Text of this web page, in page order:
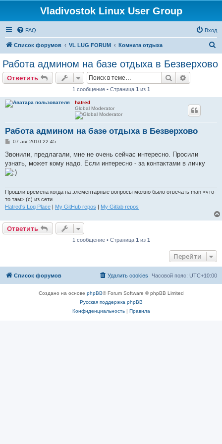
Vladivostok Linux User Group
FAQ Вход
Список форумов VL LUG FORUM Комната отдыха
и
Работа админом на базе отдыха в Безверхово
Ответить Поиск
1 сообщение • Страница 1 из 1
hatred
Global Moderator
Работа админом на базе отдыха в Безверхово
С
о
щ
е
н
е
07 авг 2010 22:45
Звонили, предлагали, мне не очень сейчас интересно. Просили
узнать, может кому надо. Если интересно - за контактами в личку
Прошли времена когда на элементарные вопросы можно было отвечать man <что-
то там> (с) из сети
Hatred's Log Place | My GitHub repos | My Gitlab repos
Ответить
1 сообщение • Страница 1 из 1
Перейти
Список форумов Часовой пояс: UTC+10:00
Удалить cookies
Создано на основе phpBB® Forum Software © phpBB Limited
Русская поддержка phpBB
Конфиденциальность| Правила